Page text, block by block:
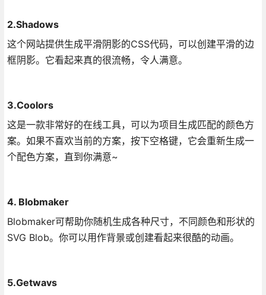
2.Shadows
这个网站提供生成平滑阴影的CSS代码，可以创建平滑的边
框阴影。它看起来真的很流畅，令人满意。
3.Coolors
这是一款非常好的在线工具，可以为项目生成匹配的颜色方
案。如果不喜欢当前的方案，按下空格键，它会重新生成一
个配色方案，直到你满意~
4. Blobmaker
Blobmaker可帮助你随机生成各种尺寸，不同颜色和形状的
SVG Blob。你可以用作背景或创建看起来很酷的动画。
5.Getwavs